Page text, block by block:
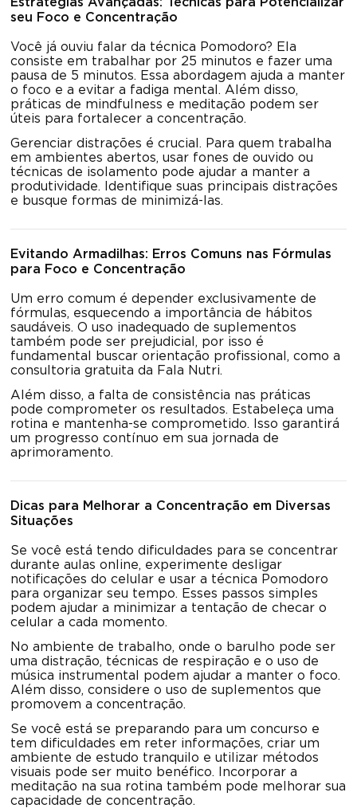
seu Foco e Concentração
Você já ouviu falar da técnica Pomodoro? Ela
consiste em trabalhar por 25 minutos e fazer uma
pausa de 5 minutos. Essa abordagem ajuda a manter
o foco e a evitar a fadiga mental. Além disso,
práticas de mindfulness e meditação podem ser
úteis para fortalecer a concentração.
Gerenciar distrações é crucial. Para quem trabalha
em ambientes abertos, usar fones de ouvido ou
técnicas de isolamento pode ajudar a manter a
produtividade. Identifique suas principais distrações
e busque formas de minimizá-las.
Evitando Armadilhas: Erros Comuns nas Fórmulas
para Foco e Concentração
Um erro comum é depender exclusivamente de
fórmulas, esquecendo a importância de hábitos
saudáveis. O uso inadequado de suplementos
também pode ser prejudicial, por isso é
fundamental buscar orientação profissional, como a
consultoria gratuita da Fala Nutri.
Além disso, a falta de consistência nas práticas
pode comprometer os resultados. Estabeleça uma
rotina e mantenha-se comprometido. Isso garantirá
um progresso contínuo em sua jornada de
aprimoramento.
Dicas para Melhorar a Concentração em Diversas
Situações
Se você está tendo dificuldades para se concentrar
durante aulas online, experimente desligar
notificações do celular e usar a técnica Pomodoro
para organizar seu tempo. Esses passos simples
podem ajudar a minimizar a tentação de checar o
celular a cada momento.
No ambiente de trabalho, onde o barulho pode ser
uma distração, técnicas de respiração e o uso de
música instrumental podem ajudar a manter o foco.
Além disso, considere o uso de suplementos que
promovem a concentração.
Se você está se preparando para um concurso e
tem dificuldades em reter informações, criar um
ambiente de estudo tranquilo e utilizar métodos
visuais pode ser muito benéfico. Incorporar a
meditação na sua rotina também pode melhorar sua
capacidade de concentração.